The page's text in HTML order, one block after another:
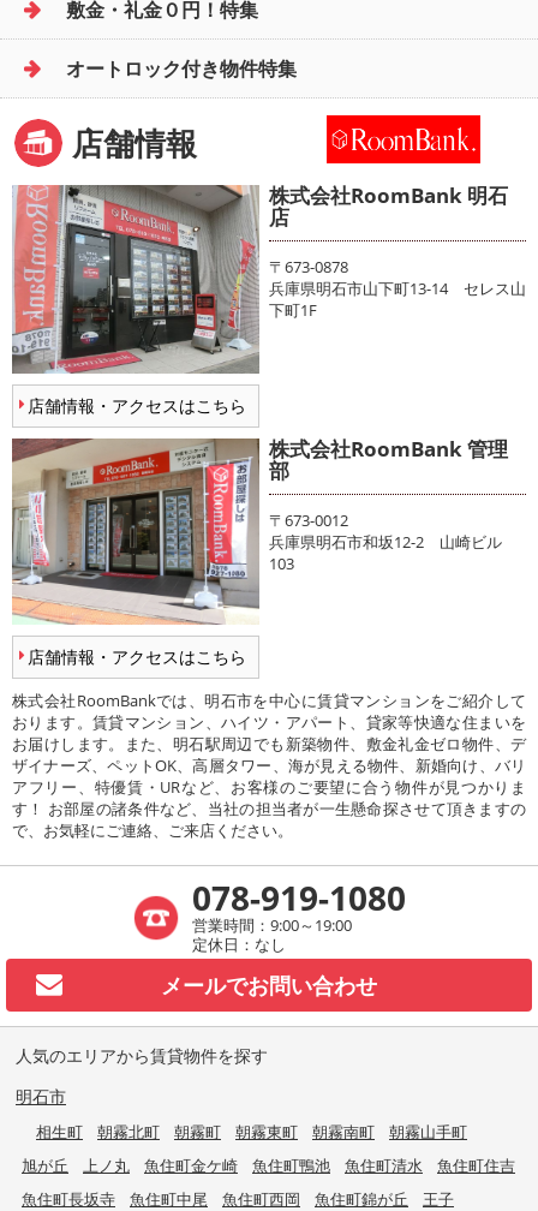
敷金・礼金０円！特集
オートロック付き物件特集
店舗情報
店舗情報・アクセスはこちら
株式会社RoomBank 明石
店
〒673-0878
兵庫県明石市山下町13-14 セレス山
下町1F
店舗情報・アクセスはこちら
株式会社RoomBank 管理
部
〒673-0012
兵庫県明石市和坂12-2 山崎ビル
103
株式会社RoomBankでは、明石市を中心に賃貸マンションをご紹介して
おります。賃貸マンション、ハイツ・アパート、貸家等快適な住まいを
お届けします。また、明石駅周辺でも新築物件、敷金礼金ゼロ物件、デ
ザイナーズ、ペットOK、高層タワー、海が見える物件、新婚向け、バリ
アフリー、特優賃・URなど、お客様のご要望に合う物件が見つかりま
す！ お部屋の諸条件など、当社の担当者が一生懸命探させて頂きますの
で、お気軽にご連絡、ご来店ください。
078-919-1080
営業時間：9:00～19:00
定休日：なし
メールでお問い合わせ
人気のエリアから賃貸物件を探す
明石市
相生町 朝霧北町 朝霧町 朝霧東町 朝霧南町
朝霧山手町
旭が丘
上ノ丸 魚住町金ケ崎 魚住町鴨池 魚住町清水
魚住町住吉
魚住町長坂寺
魚住町中尾 魚住町西岡 魚住町錦が丘
王子